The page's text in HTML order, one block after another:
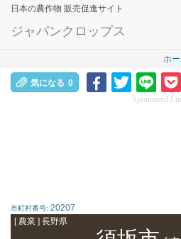
日本の農作物 販売促進サイト
ジャパンクロップス
ホ
気になる 0
Sponsored
市町村番号: 20207
[ 農業 ] 長野県